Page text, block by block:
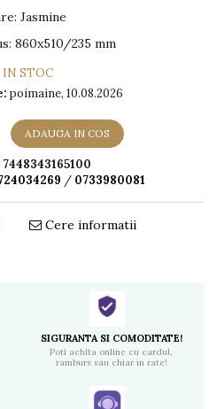
: Jasmine
: 860x510/235 mm
IN STOC
poimaine, 10.08.2026
ADAUGA IN COS
7448343165100
/ 0733980081
Cere informatii
SIGURANTA SI COMODITATE!
Poti achita online cu cardul,
ramburs sau chiar in rate!